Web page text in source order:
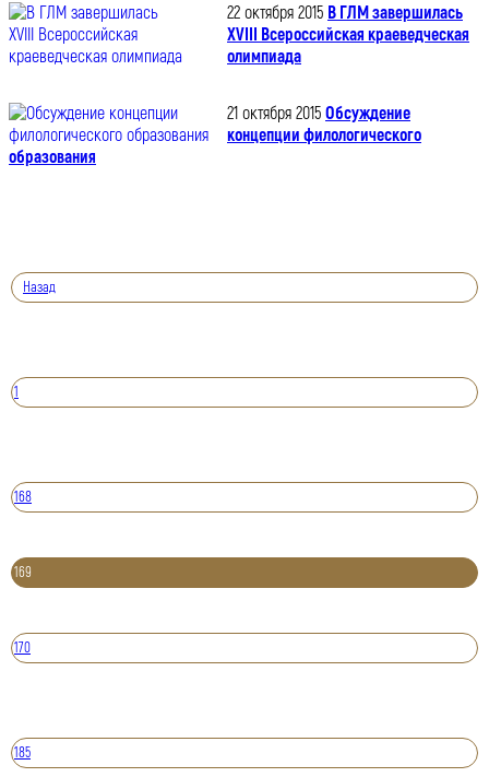
22 октября 2015 В ГЛМ завершилась
XVIII Всероссийская краеведческая
олимпиада
21 октября 2015 Обсуждение
концепции филологического
образования
Назад
1
168
169
170
185